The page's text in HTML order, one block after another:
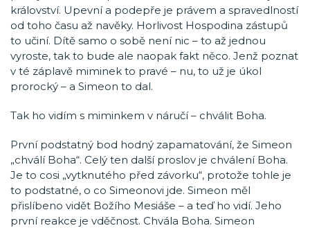
království. Upevní a podepře je právem a spravedlností
od toho času až navěky. Horlivost Hospodina zástupů
to učiní. Dítě samo o sobě není nic – to až jednou
vyroste, tak to bude ale naopak fakt něco. Jenž poznat
v té záplavě miminek to pravé – nu, to už je úkol
prorocký – a Simeon to dal.
Tak ho vidím s miminkem v náručí – chválit Boha.
První podstatný bod hodný zapamatování, že Simeon
„chválí Boha“. Celý ten další proslov je chválení Boha.
Je to cosi „vytknutého před závorku“, protože tohle je
to podstatné, o co Simeonovi jde. Simeon měl
přislíbeno vidět Božího Mesiáše – a teď ho vidí. Jeho
první reakce je vděčnost. Chvála Boha. Simeon